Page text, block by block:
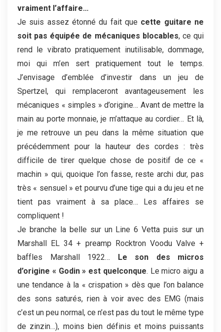
vraiment l’affaire…
Je suis assez étonné du fait que cette guitare ne
soit pas équipée de mécaniques blocables, ce qui
rend le vibrato pratiquement inutilisable, dommage,
moi qui m’en sert pratiquement tout le temps.
J’envisage d’emblée d’investir dans un jeu de
Spertzel, qui remplaceront avantageusement les
mécaniques « simples » d’origine… Avant de mettre la
main au porte monnaie, je m’attaque au cordier… Et là,
je me retrouve un peu dans la même situation que
précédemment pour la hauteur des cordes : très
difficile de tirer quelque chose de positif de ce «
machin » qui, quoique l’on fasse, reste archi dur, pas
très « sensuel » et pourvu d’une tige qui a du jeu et ne
tient pas vraiment à sa place… Les affaires se
compliquent !
Je branche la belle sur un Line 6 Vetta puis sur un
Marshall EL 34 + preamp Rocktron Voodu Valve +
baffles Marshall 1922… Le son des micros
d’origine « Godin » est quelconque. Le micro aigu a
une tendance à la « crispation » dès que l’on balance
des sons saturés, rien à voir avec des EMG (mais
c’est un peu normal, ce n’est pas du tout le même type
de zinzin…), moins bien définis et moins puissants